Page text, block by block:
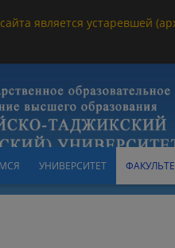
является устаревшей
УНИВЕРСИТЕТ